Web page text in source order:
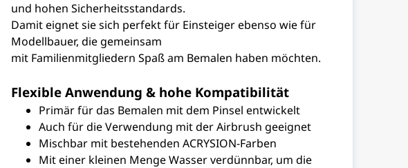
und hohen Sicherheitsstandards.
Damit eignet sie sich perfekt für Einsteiger ebenso wie für
Modellbauer, die gemeinsam
mit Familienmitgliedern Spaß am Bemalen haben möchten.
Flexible Anwendung & hohe Kompatibilität
Primär für das Bemalen mit dem Pinsel entwickelt
Auch für die Verwendung mit der Airbrush geeignet
Mischbar mit bestehenden ACRYSION-Farben
Mit einer kleinen Menge Wasser verdünnbar, um die